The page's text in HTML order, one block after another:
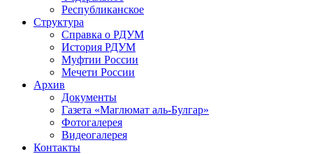
Республиканское
Структура
Справка о РДУМ
История РДУМ
Муфтии России
Мечети России
Архив
Документы
Газета «Маглюмат аль-Булгар»
Фотогалерея
Видеогалерея
Контакты